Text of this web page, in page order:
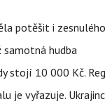
potěšit i
samotná hudba
stojí 10 000 Kč.
je vyřazuje.